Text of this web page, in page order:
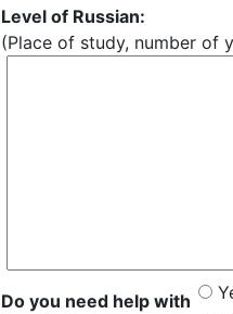
Level of Russian:
(Place of study, number of
Do you need help with